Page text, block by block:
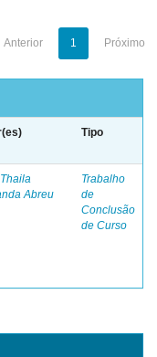
Anterior 1 Próximo
Tipo
Abreu
Trabalho
de
Conclusão
de Curso